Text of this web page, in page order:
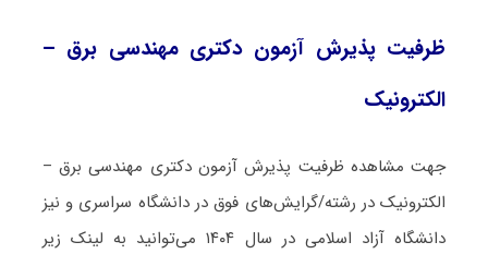
ظرفیت پذیرش آزمون دکتری مهندسی برق –
الکترونیک
جهت مشاهده ظرفیت پذیرش آزمون دکتری مهندسی برق –
الکترونیک در رشته/گرایش‌های فوق در دانشگاه سراسری و نیز
دانشگاه آزاد اسلامی در سال ۱۴۰۴ می‌توانید به لینک زیر